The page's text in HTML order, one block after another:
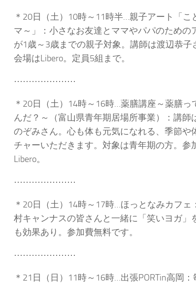
＊20日（土）10時～11時半…親子アート「
マ～」：小さなお友達とママやパパのための
が1歳～3歳までの親子対象。講師は渡辺恭子
会場はLibero。定員5組まで。
⋯⋯⋯⋯⋯⋯⋯
＊20日（土）14時～16時…薬膳講座～薬膳
んだ？～（富山県青年期居場所事業）：講
のぞみさん。心も体も元気になれる、季節や
チャーいただきます。対象は青年期の方。参
Libero。
⋯⋯⋯⋯⋯⋯⋯
＊20日（土）14時～17時…ほっとなみカフ
村キャンナスの皆さんと一緒に「笑いヨガ」
も効果あり。参加費無料です。
⋯⋯⋯⋯⋯⋯⋯
＊21日（日）11時～16時…出張PORTin高岡